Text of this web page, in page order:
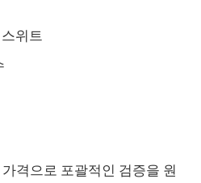
위트
격으로 포괄적인 검증을 원